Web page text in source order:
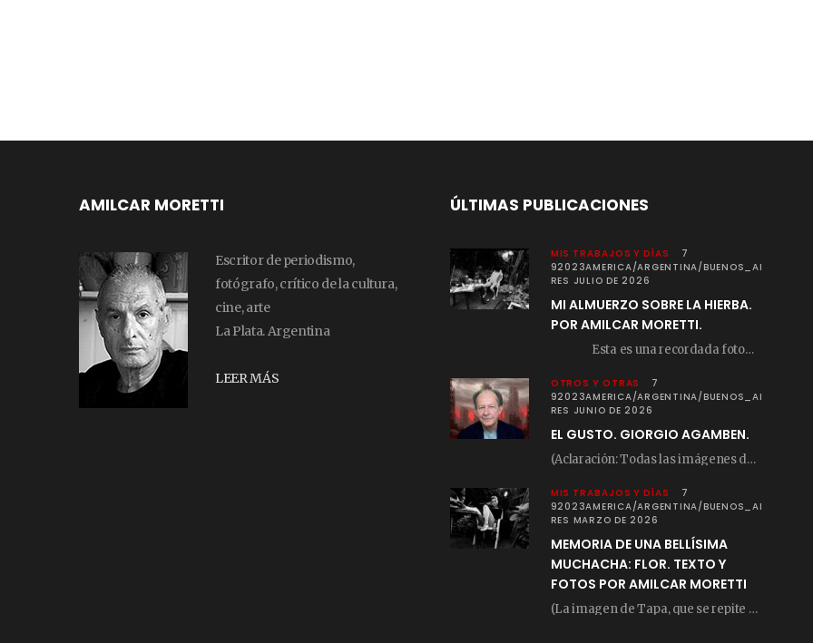
AMILCAR MORETTI
Escritor de periodismo,
fotógrafo, crítico de la cultura,
cine, arte
La Plata. Argentina
LEER MÁS
ÚLTIMAS PUBLICACIONES
MIS TRABAJOS Y DÍAS
7
92023AMERICA/ARGENTINA/BUENOS_AI
RES JULIO DE 2026
MI ALMUERZO SOBRE LA HIERBA.
POR AMILCAR MORETTI.
Esta es una recordada fotografía que registré…
OTROS Y OTRAS
7
92023AMERICA/ARGENTINA/BUENOS_AI
RES JUNIO DE 2026
EL GUSTO. GIORGIO AGAMBEN.
(Aclaración: Todas las imágenes de este posteo fueron tomadas de Bloghemia.com, y todos los…
MIS TRABAJOS Y DÍAS
7
92023AMERICA/ARGENTINA/BUENOS_AI
RES MARZO DE 2026
MEMORIA DE UNA BELLÍSIMA
MUCHACHA: FLOR. TEXTO Y
FOTOS POR AMILCAR MORETTI
(La imagen de Tapa, que se repite arriba, fue compuesta por Amilcar Moretti el viernes…